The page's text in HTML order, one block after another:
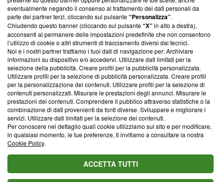
Su di noi
Team editoriale
Corporate
Redazione
Informativa Privacy
Cookie Policy
Blasting SA, IDI CHE-247.845.224, Via Carlo Frasca, 3 - 6900
Lugano (Svizzera) Tel:+39 0690258937
© 2026 Blasting News
eventualmente negando il consenso al trattamento dei dati personali da
parte dei partner terzi, cliccando sul pulsante“Personalizza”.
Chiudendo questo banner (cliccando sul pulsante“X”in alto a destra),
acconsenti al permanere delle impostazioni predefinite che non consentono
l’utilizzo di cookie o altri strumenti di tracciamento diversi dai tecnici.
Noi e i nostri partner trattiamo i tuoi dati di navigazione per: Archiviare
informazioni su dispositivo e/o accedervi. Utilizzare dati limitati per la
selezione della pubblicità. Creare profili per la pubblicità personalizzata.
Utilizzare profili per la selezione di pubblicità personalizzata. Creare profili
per la personalizzazione dei contenuti. Utilizzare profili per la selezione di
contenuti personalizzati. Misurare le prestazioni degli annunci. Misurare le
prestazioni dei contenuti. Comprendere il pubblico attraverso statistiche o la
combinazione di dati provenienti da fonti diverse. Sviluppare e migliorare i
servizi. Utilizzare dati limitati per la selezione dei contenuti.
Per conoscere nel dettaglio quali cookie utilizziamo sul sito e per modificare,
in qualsiasi momento, le tue preferenze, ti invitiamo a consultare la nostra
Cookie Policy.
ACCETTA TUTTI